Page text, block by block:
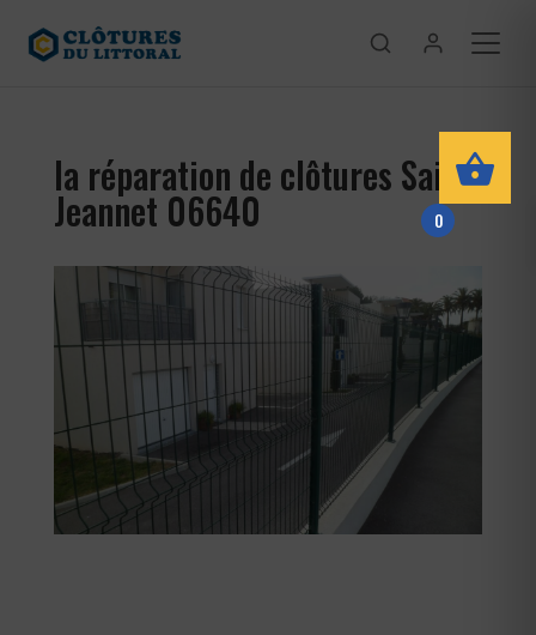
la réparation de clôtures Saint-
Jeannet 06640 0